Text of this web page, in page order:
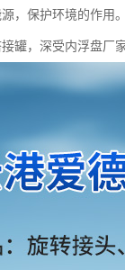
，保护环境的作用
罐，深受内浮盘厂家